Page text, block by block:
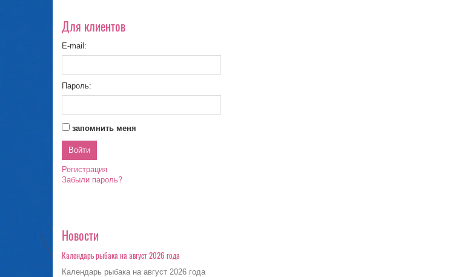
Для клиентов
E-mail:
Пароль:
запомнить меня
Регистрация
Забыли пароль?
Новости
Календарь рыбака на август 2026 года
Календарь рыбака на август 2026 года